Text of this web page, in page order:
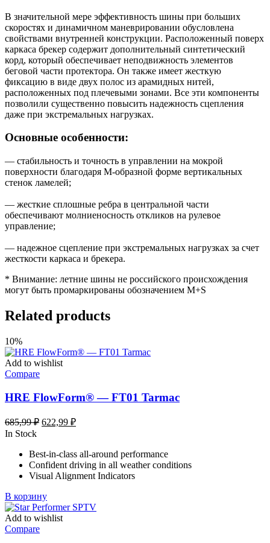
В значительной мере эффективность шины при больших
скоростях и динамичном маневрировании обусловлена
свойствами внутренней конструкции. Расположенный поверх
каркаса брекер содержит дополнительный синтетический
корд, который обеспечивает неподвижность элементов
беговой части протектора. Он также имеет жесткую
фиксацию в виде двух полос из арамидных нитей,
расположенных под плечевыми зонами. Все эти компоненты
позволили существенно повысить надежность сцепления
даже при экстремальных нагрузках.
Основные особенности:
— стабильность и точность в управлении на мокрой
поверхности благодаря М-образной форме вертикальных
стенок ламелей;
— жесткие сплошные ребра в центральной части
обеспечивают молниеносность откликов на рулевое
управление;
— надежное сцепление при экстремальных нагрузках за счет
жесткости каркаса и брекера.
* Внимание: летние шины не российского происхождения
могут быть промаркированы обозначением M+S
Related products
10%
Add to wishlist
Compare
HRE FlowForm® — FT01 Tarmac
685,99₽ Первоначальная
685,99 ₽.
622,99 ₽Текущая
In Stock
Best-in-class all-around performance
Confident driving in all weather conditions
Visual Alignment Indicators
В корзину
Add to wishlist
Compare